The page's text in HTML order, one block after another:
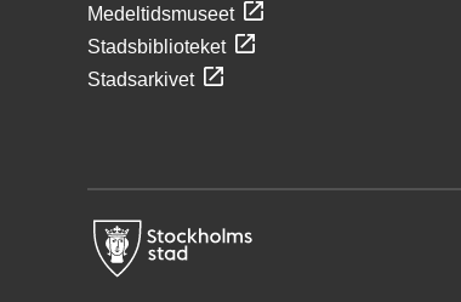
Medeltidsmuseet
Stadsbiblioteket
Stadsarkivet